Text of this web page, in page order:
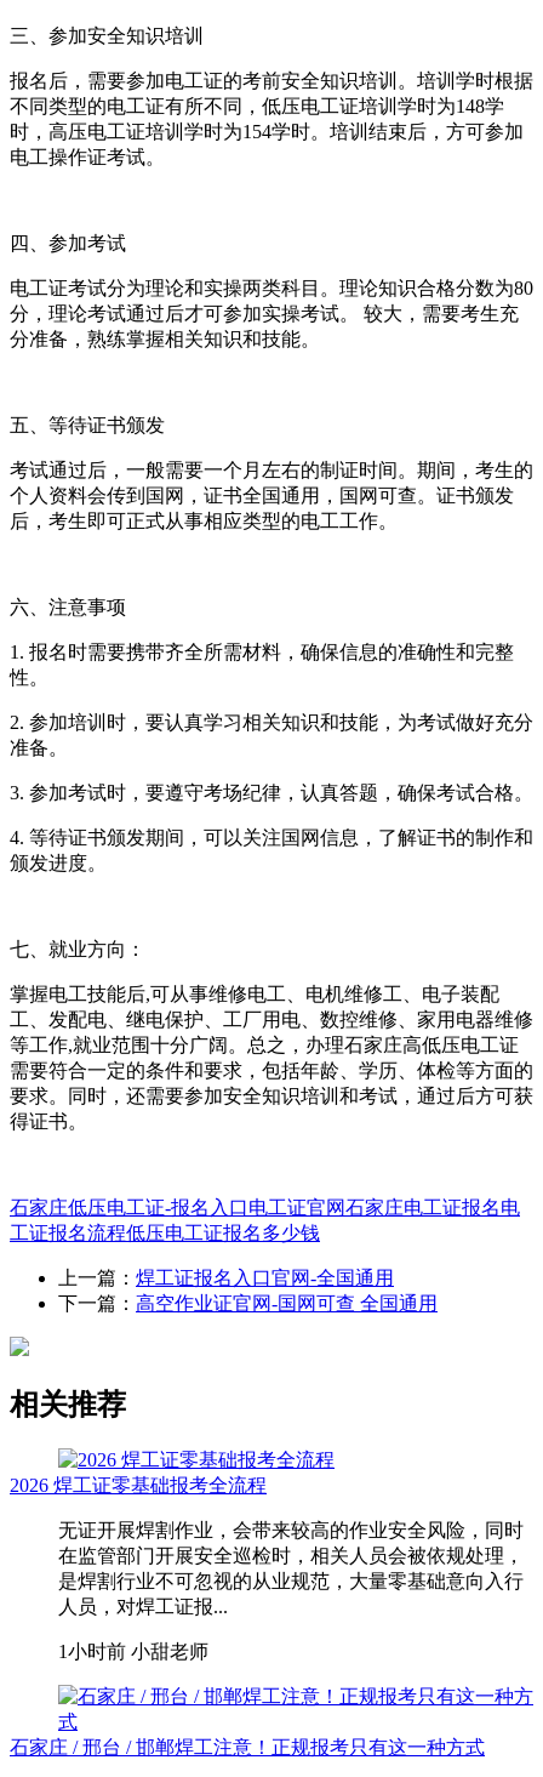
三、参加安全知识培训
报名后，需要参加电工证的考前安全知识培训。培训学时根据
不同类型的电工证有所不同，低压电工证培训学时为148学
时，高压电工证培训学时为154学时。培训结束后，方可参加
电工操作证考试。
四、参加考试
电工证考试分为理论和实操两类科目。理论知识合格分数为80
分，理论考试通过后才可参加实操考试。 较大，需要考生充
分准备，熟练掌握相关知识和技能。
五、等待证书颁发
考试通过后，一般需要一个月左右的制证时间。期间，考生的
个人资料会传到国网，证书全国通用，国网可查。证书颁发
后，考生即可正式从事相应类型的电工工作。
六、注意事项
1. 报名时需要携带齐全所需材料，确保信息的准确性和完整
性。
2. 参加培训时，要认真学习相关知识和技能，为考试做好充分
准备。
3. 参加考试时，要遵守考场纪律，认真答题，确保考试合格。
4. 等待证书颁发期间，可以关注国网信息，了解证书的制作和
颁发进度。
七、就业方向：
掌握电工技能后,可从事维修电工、电机维修工、电子装配
工、发配电、继电保护、工厂用电、数控维修、家用电器维修
等工作,就业范围十分广阔。总之，办理石家庄高低压电工证
需要符合一定的条件和要求，包括年龄、学历、体检等方面的
要求。同时，还需要参加安全知识培训和考试，通过后方可获
得证书。
石家庄低压电工证-报名入口电工证官网石家庄电工证报名电
工证报名流程低压电工证报名多少钱
上一篇： 焊工证报名入口官网-全国通用
下一篇： 高空作业证官网-国网可查 全国通用
相关推荐
2026 焊工证零基础报考全流程
无证开展焊割作业，会带来较高的作业安全风险，同时
在监管部门开展安全巡检时，相关人员会被依规处理，
是焊割行业不可忽视的从业规范，大量零基础意向入行
人员，对焊工证报...
1小时前 小甜老师
石家庄 / 邢台 / 邯郸焊工注意！正规报考只有这一种方式